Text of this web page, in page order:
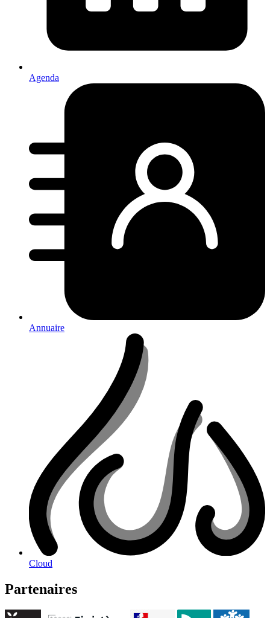
Agenda
Annuaire
Cloud
Partenaires